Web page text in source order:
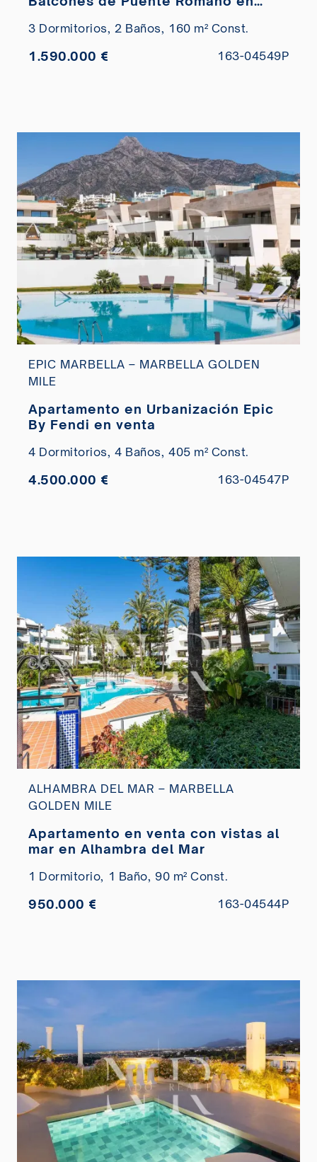
3 Dormitorios, 2 Baños, 160 m² Const.
1.590.000 € 163-04549P
EPIC MARBELLA – MARBELLA GOLDEN
MILE
Apartamento en Urbanización Epic
By Fendi en venta
4 Dormitorios, 4 Baños, 405 m² Const.
4.500.000 € 163-04547P
ALHAMBRA DEL MAR – MARBELLA
GOLDEN MILE
Apartamento en venta con vistas al
mar en Alhambra del Mar
1 Dormitorio, 1 Baño, 90 m² Const.
950.000 € 163-04544P